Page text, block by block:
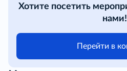
Хотите посетить
нами!
Перейти в